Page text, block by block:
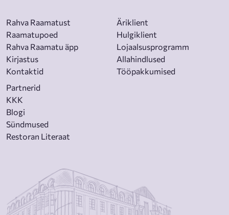
Rahva Raamatust
Raamatupoed
Rahva Raamatu äpp
Kirjastus
Kontaktid
Äriklient
Hulgiklient
Lojaalsusprogramm
Allahindlused
Tööpakkumised
Partnerid
KKK
Blogi
Sündmused
Restoran Literaat